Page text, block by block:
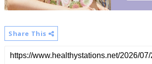
Share This